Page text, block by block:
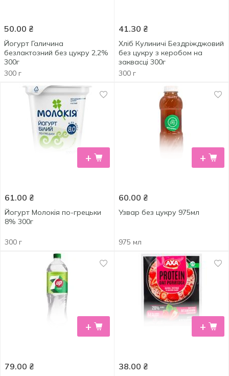
50.00 ₴
Йогурт Галичина
безлактозний без цукру 2,2%
300г
300 г
41.30 ₴
Хліб Кулиничі Бездріжджовий
без цукру з керобом на
заквасці 300г
300 г
+
61.00 ₴
Йогурт Молокія по-грецьки
8% 300г
300 г
+
60.00 ₴
Узвар без цукру 975мл
975 мл
+
79.00 ₴
+
38.00 ₴